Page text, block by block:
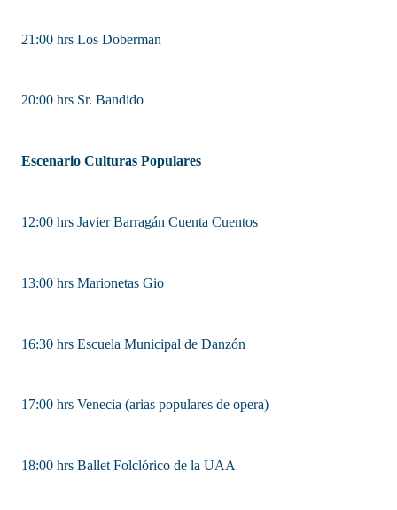
21:00 hrs Los Doberman
20:00 hrs Sr. Bandido
Escenario Culturas Populares
12:00 hrs Javier Barragán Cuenta Cuentos
13:00 hrs Marionetas Gio
16:30 hrs Escuela Municipal de Danzón
17:00 hrs Venecia (arias populares de opera)
18:00 hrs Ballet Folclórico de la UAA